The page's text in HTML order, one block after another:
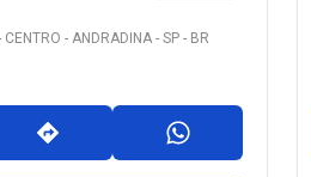
- ANDRADINA - SP - BR